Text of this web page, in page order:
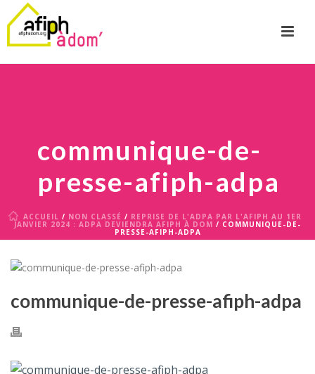
communique-de-
presse-afiph-adpa
ACCUEIL / NON CLASSÉ / REPRISE DE L'ADPA PAR L'AFIPH AU 1ER
JANVIER 2024 : ADPA DEVIENDRA AFIPH À DOM / COMMUNIQUE-DE-
PRESSE-AFIPH-ADPA
communique-de-presse-afiph-adpa